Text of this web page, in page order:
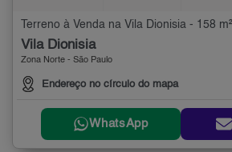
Terreno à Venda na Vila Dionisia - 158 m²
Vila Dionisia
Zona Norte - São Paulo
Endereço no círculo do mapa
WhatsApp